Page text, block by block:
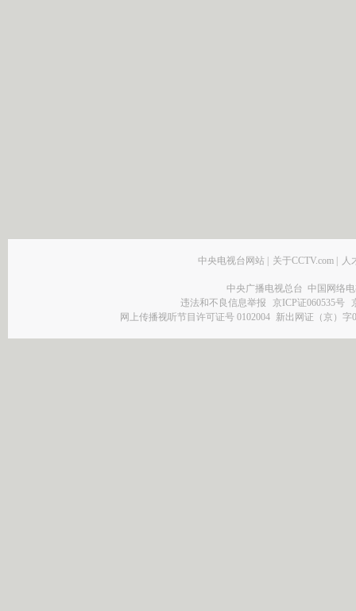
中央电视台网站 关于CCTV.com 人
中央广播电视总台 中国网络
违法和不良信息举报
京ICP证060535号
网上传播视听节目许可证号 0102004 新出网证（京）